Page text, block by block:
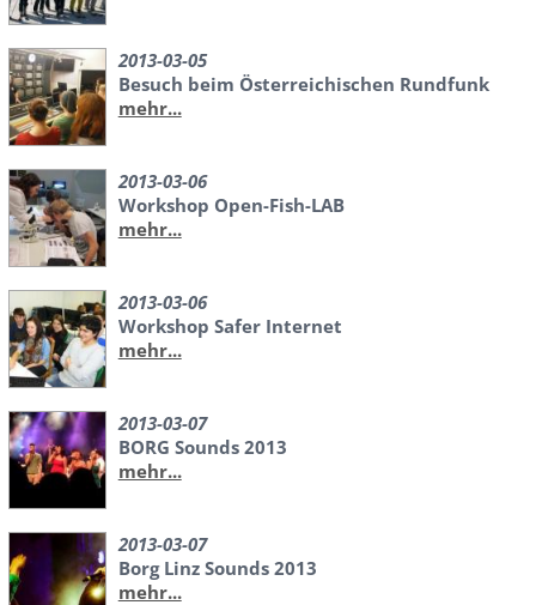
2013-03-05
Besuch beim Österreichischen Rundfunk
mehr...
2013-03-06
Workshop Open-Fish-LAB
mehr...
2013-03-06
Workshop Safer Internet
mehr...
2013-03-07
BORG Sounds 2013
mehr...
2013-03-07
Borg Linz Sounds 2013
mehr...